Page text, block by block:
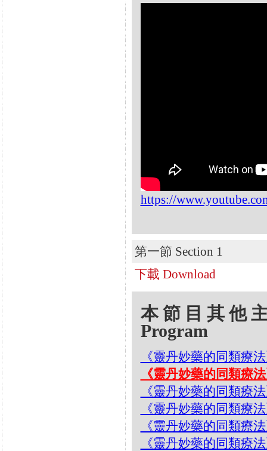
https://
第一節 Section 1
下載 Download
本節目其他
Program
《靈丹妙藥的同類療
《靈丹妙藥的同類療
《靈丹妙藥的同類療
《靈丹妙藥的同類療
《靈丹妙藥的同類療
《靈丹妙藥的同類療